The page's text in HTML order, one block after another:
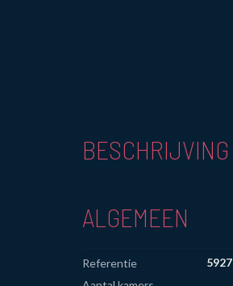
BESCHRIJVING
ALGEMEEN
Referentie